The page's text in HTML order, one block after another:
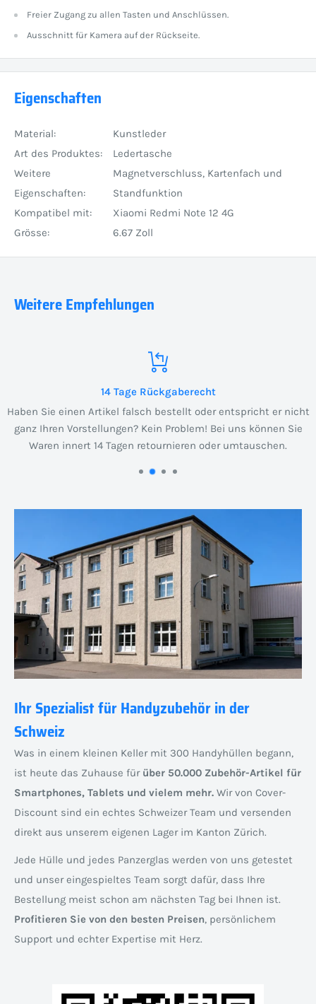
Freier Zugang zu allen Tasten und Anschlüssen.
Ausschnitt für Kamera auf der Rückseite.
Eigenschaften
Material:
Kunstleder
Art des Produktes:
Ledertasche
Weitere
Eigenschaften:
Magnetverschluss, Kartenfach und
Standfunktion
Kompatibel mit:
Xiaomi Redmi Note 12 4G
Grösse:
6.67 Zoll
Weitere Empfehlungen
14 Tage Rückgaberecht
Haben Sie einen Artikel falsch bestellt oder entspricht er nicht
ganz Ihren Vorstellungen? Kein Problem! Bei uns können Sie
Waren innert 14 Tagen retournieren oder umtauschen.
Ihr Spezialist für Handyzubehör in der
Schweiz
Was in einem kleinen Keller mit 300 Handyhüllen begann,
ist heute das Zuhause für über 50.000 Zubehör-Artikel für
Smartphones, Tablets und vielem mehr. Wir von Cover-
Discount sind ein echtes Schweizer Team und versenden
direkt aus unserem eigenen Lager im Kanton Zürich.
Jede Hülle und jedes Panzerglas werden von uns getestet
und unser eingespieltes Team sorgt dafür, dass Ihre
Bestellung meist schon am nächsten Tag bei Ihnen ist.
Profitieren Sie von den besten Preisen, persönlichem
Support und echter Expertise mit Herz.